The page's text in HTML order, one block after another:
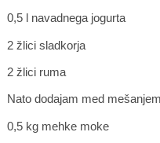
0,5 l navadnega jogurta
2 žlici sladkorja
2 žlici ruma
Nato dodajam med
0,5 kg mehke moke